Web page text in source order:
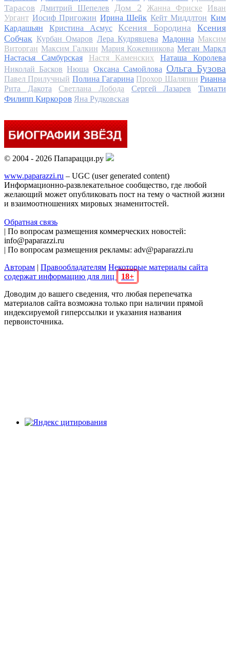
Тарасов
Дмитрий Шепелев Дом 2 Жанна Фриске
Иван
Ургант Иосиф Пригожин Ирина Шейк Кейт Миддлтон Ким
Кардашьян
Кристина Асмус Ксения Бородина
Ксения
Собчак Курбан Омаров Лера Кудрявцева Мадонна Максим
Виторган Максим Галкин Мария Кожевникова Меган Маркл
Настасья Самбурская
Настя Каменских
Наташа Королева
Николай Басков Нюша Оксана Самойлова Ольга Бузова
Павел Прилучный Полина Гагарина Прохор Шаляпин Рианна
Рита Дакота
Светлана Лобода Сергей Лазарев
Тимати
Филипп Киркоров Яна Рудковская
© 2004 - 2026 Папарацци.ру
www.paparazzi.ru – UGC (user generated content)
Информационно-развлекательное сообщество, где любой
желающий может опубликовать пост на тему о частной жизни
и взаимоотношениях мировых знаменитостей.
Обратная связь
| По вопросам размещения коммерческих новостей:
info@paparazzi.ru
| По вопросам размещения рекламы: adv@paparazzi.ru
Авторам | Правообладателям Некоторые материалы сайта
содержат информацию для лиц
18+
Доводим до вашего сведения, что любая перепечатка
материалов сайта возможна только при наличии прямой
индексируемой гиперссылки и указания названия
первоисточника.